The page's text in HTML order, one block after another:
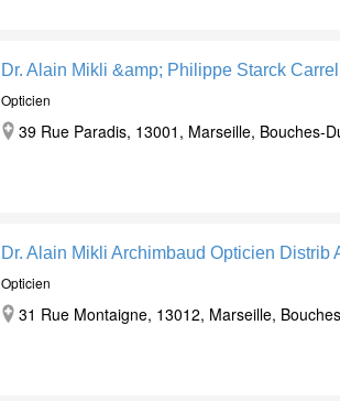
Dr. Alain Mikli &amp; Philippe Starck
Opticien
39 Rue Paradis, 13001, Marseille, Bouches-
Dr. Alain Mikli Archimbaud Opticien Distrib
Opticien
31 Rue Montaigne, 13012, Marseille,